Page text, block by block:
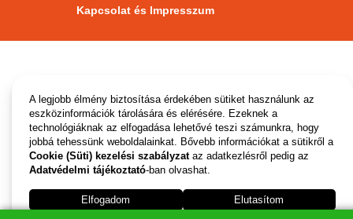
Kapcsolat és Impresszum
A legjobb élmény biztosítása érdekében sütiket használunk az
eszközinformációk tárolására és elérésére. Ezeknek a
technológiáknak az elfogadása lehetővé teszi számunkra, hogy
jobbá tehessünk weboldalainkat. Bővebb információkat a sütikről a
Cookie (Süti) kezelési szabályzataz adatkezlésről pedig az
Adatvédelmi tájékoztató-ban olvashat.
Elfogadom Elutasítom